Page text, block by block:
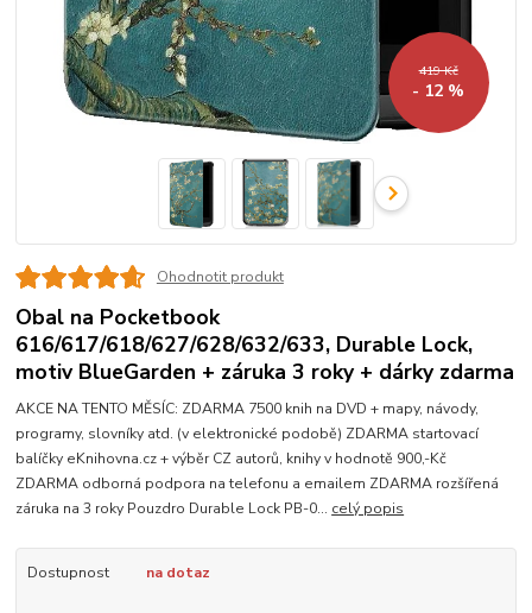
419 Kč
- 12 %
Ohodnotit produkt
Obal na Pocketbook
616/617/618/627/628/632/633, Durable Lock,
motiv BlueGarden + záruka 3 roky + dárky zdarma
AKCE NA TENTO MĚSÍC: ZDARMA 7500 knih na DVD + mapy, návody,
programy, slovníky atd. (v elektronické podobě) ZDARMA startovací
balíčky eKnihovna.cz + výběr CZ autorů, knihy v hodnotě 900,-Kč
ZDARMA odborná podpora na telefonu a emailem ZDARMA rozšířená
záruka na 3 roky Pouzdro Durable Lock PB-0... celý popis
Dostupnost na dotaz